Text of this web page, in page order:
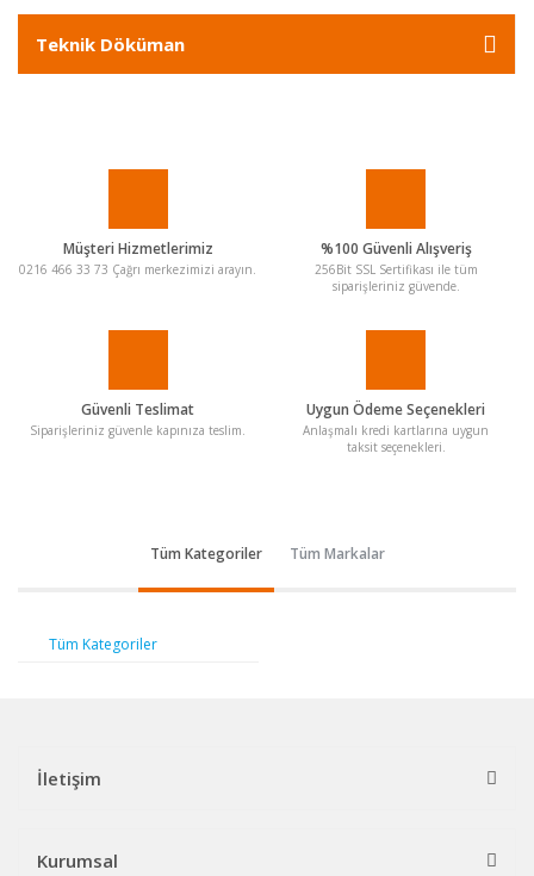
Teknik Döküman
Müşteri Hizmetlerimiz
0216 466 33 73 Çağrı merkezimizi arayın.
%100 Güvenli Alışveriş
256Bit SSL Sertifikası ile tüm
siparişleriniz güvende.
Güvenli Teslimat
Siparişleriniz güvenle kapınıza teslim.
Uygun Ödeme Seçenekleri
Anlaşmalı kredi kartlarına uygun
taksit seçenekleri.
Tüm Kategoriler Tüm Markalar
Tüm Kategoriler
İletişim
Kurumsal